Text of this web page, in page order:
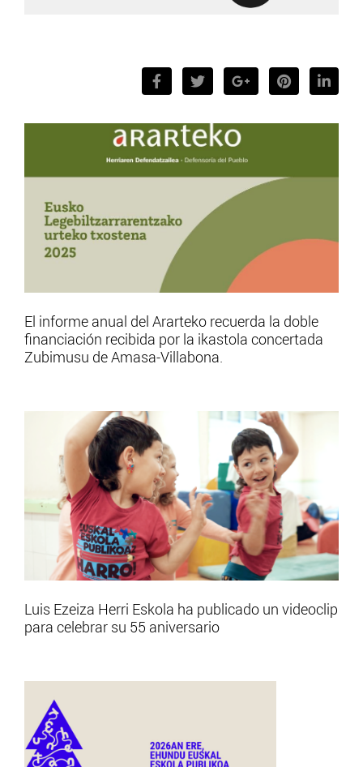
El informe anual del Ararteko recuerda la doble
financiación recibida por la ikastola concertada
Zubimusu de Amasa-Villabona.
Luis Ezeiza Herri Eskola ha publicado un videoclip
para celebrar su 55 aniversario